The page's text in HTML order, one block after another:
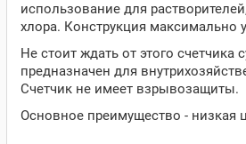
использование для
хлора. Конструкция максимально
Не стоит ждать от этого счетчика
предназначен для
Счетчик не имеет взрывозащиты.
Основное преимущество - низкая